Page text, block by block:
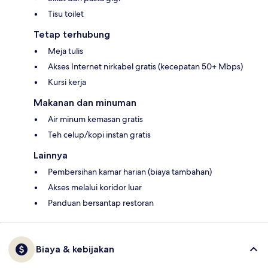
Tisu toilet
Tetap terhubung
Meja tulis
Akses Internet nirkabel gratis (kecepatan 50+ Mbps)
Kursi kerja
Makanan dan minuman
Air minum kemasan gratis
Teh celup/kopi instan gratis
Lainnya
Pembersihan kamar harian (biaya tambahan)
Akses melalui koridor luar
Panduan bersantap restoran
Biaya & kebijakan